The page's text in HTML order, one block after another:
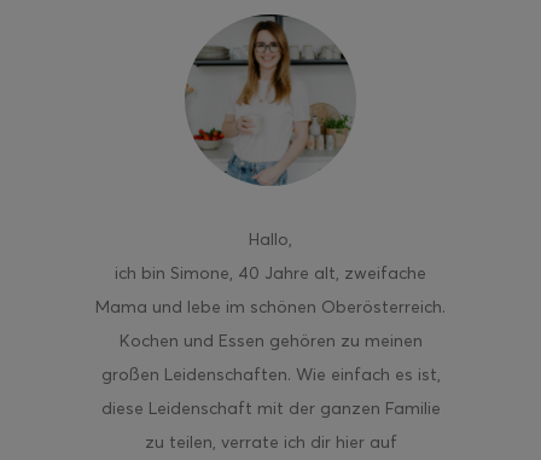
Hallo,
ich bin Simone, 40 Jahre alt, zweifache
Mama und lebe im schönen Oberösterreich.
Kochen und Essen gehören zu meinen
großen Leidenschaften. Wie einfach es ist,
diese Leidenschaft mit der ganzen Familie
zu teilen, verrate ich dir hier auf